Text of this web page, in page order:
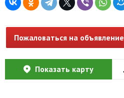
Пожаловаться на объявление
Показать карту